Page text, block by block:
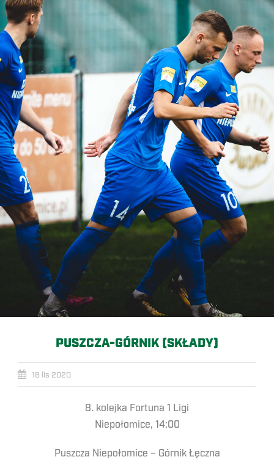
PUSZCZA-GÓRNIK (SKŁADY)
18 lis 2020
8. kolejka Fortuna 1 Ligi
Niepołomice, 14:00
Puszcza Niepołomice – Górnik Łęczna